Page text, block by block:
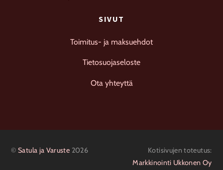
SIVUT
Toimitus- ja maksuehdot
Tietosuojaseloste
Ota yhteyttä
©Satula ja Varuste 2026
Kotisivujen toteutus:
Markkinointi Ukkonen Oy